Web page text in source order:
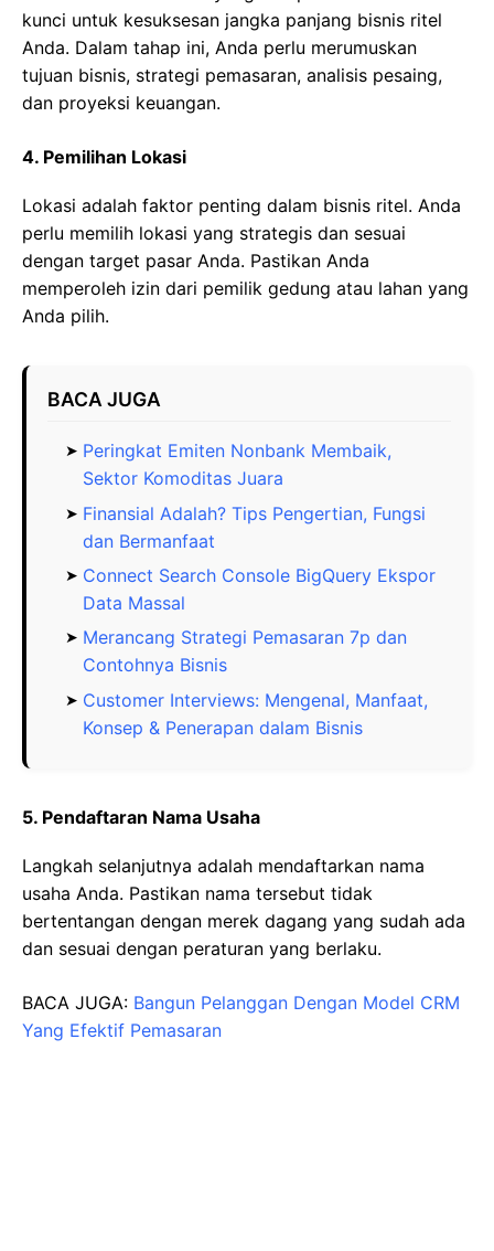
kunci untuk kesuksesan jangka panjang bisnis ritel
Anda. Dalam tahap ini, Anda perlu merumuskan
tujuan bisnis, strategi pemasaran, analisis pesaing,
dan proyeksi keuangan.
4. Pemilihan Lokasi
Lokasi adalah faktor penting dalam bisnis ritel. Anda
perlu memilih lokasi yang strategis dan sesuai
dengan target pasar Anda. Pastikan Anda
memperoleh izin dari pemilik gedung atau lahan yang
Anda pilih.
BACA JUGA
Peringkat Emiten Nonbank Membaik,
Sektor Komoditas Juara
Finansial Adalah? Tips Pengertian, Fungsi
dan Bermanfaat
Connect Search Console BigQuery Ekspor
Data Massal
Merancang Strategi Pemasaran 7p dan
Contohnya Bisnis
Customer Interviews: Mengenal, Manfaat,
Konsep & Penerapan dalam Bisnis
5. Pendaftaran Nama Usaha
Langkah selanjutnya adalah mendaftarkan nama
usaha Anda. Pastikan nama tersebut tidak
bertentangan dengan merek dagang yang sudah ada
dan sesuai dengan peraturan yang berlaku.
BACA JUGA: Bangun Pelanggan Dengan Model CRM
Yang Efektif Pemasaran